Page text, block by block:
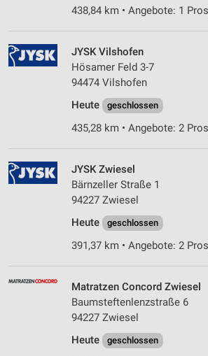
438,84 km • Angebote: 1
JYSK Vilshofen
Hösamer Feld 3-7
94474 Vilshofen
Heute
geschlossen
435,28 km • Angebote: 2
JYSK Zwiesel
Bärnzeller Straße 1
94227 Zwiesel
Heute
geschlossen
391,37 km • Angebote: 2
Matratzen Concord Zwiesel
Baumsteftenlenzstraße 6
94227 Zwiesel
Heute
geschlossen